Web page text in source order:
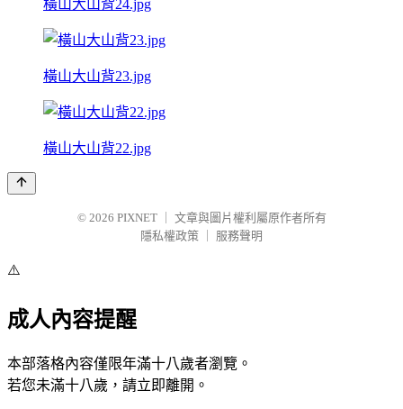
橫山大山背24.jpg
橫山大山背23.jpg
橫山大山背22.jpg
© 2026 PIXNET
文章與圖片權利屬原作者所有
隱私權政策
服務聲明
⚠️
成人內容提醒
本部落格內容僅限年滿十八歲者瀏覽。
若您未滿十八歲，請立即離開。